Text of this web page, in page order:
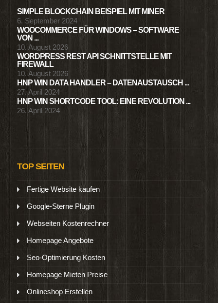
SIMPLE BLOCKCHAIN BEISPIEL MIT MINER
6. September 2024
WOOCOMMERCE FÜR WINDOWS – SOFTWARE
VON ...
10. August 2026
WORDPRESS REST API SCHNITTSTELLE MIT
FIREWALL
10. August 2026
HNP WIN DATA HANDLER – DATENAUSTAUSCH ...
27. April 2024
HNP WIN SHORTCODE TOOL: EINE REVOLUTION ...
26. April 2024
TOP SEITEN
Fertige Website kaufen
Google-Sterne Plugin
Webseiten Kostenrechner
Homepage Angebote
Seo-Optimierung Kosten
Homepage Mieten Preise
Onlineshop Erstellen